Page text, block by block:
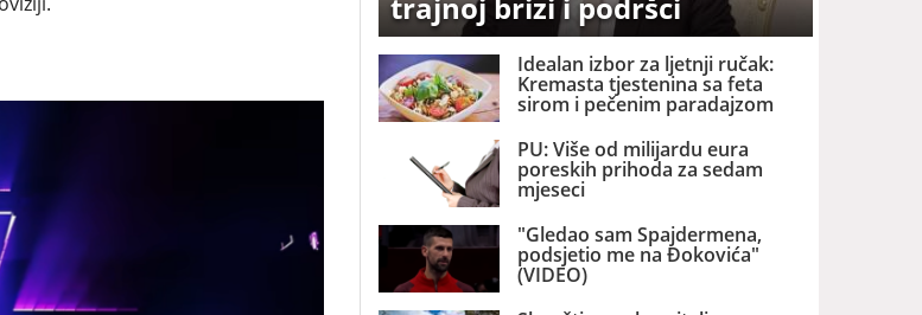
Idealan izbor za ljetnji ručak:
Kremasta tjestenina sa feta
sirom i pečenim paradajzom
PU: Više od milijardu eura
poreskih prihoda za sedam
mjeseci
"Gledao sam Spajdermena,
podsjetio me na Đokovića"
(VIDEO)